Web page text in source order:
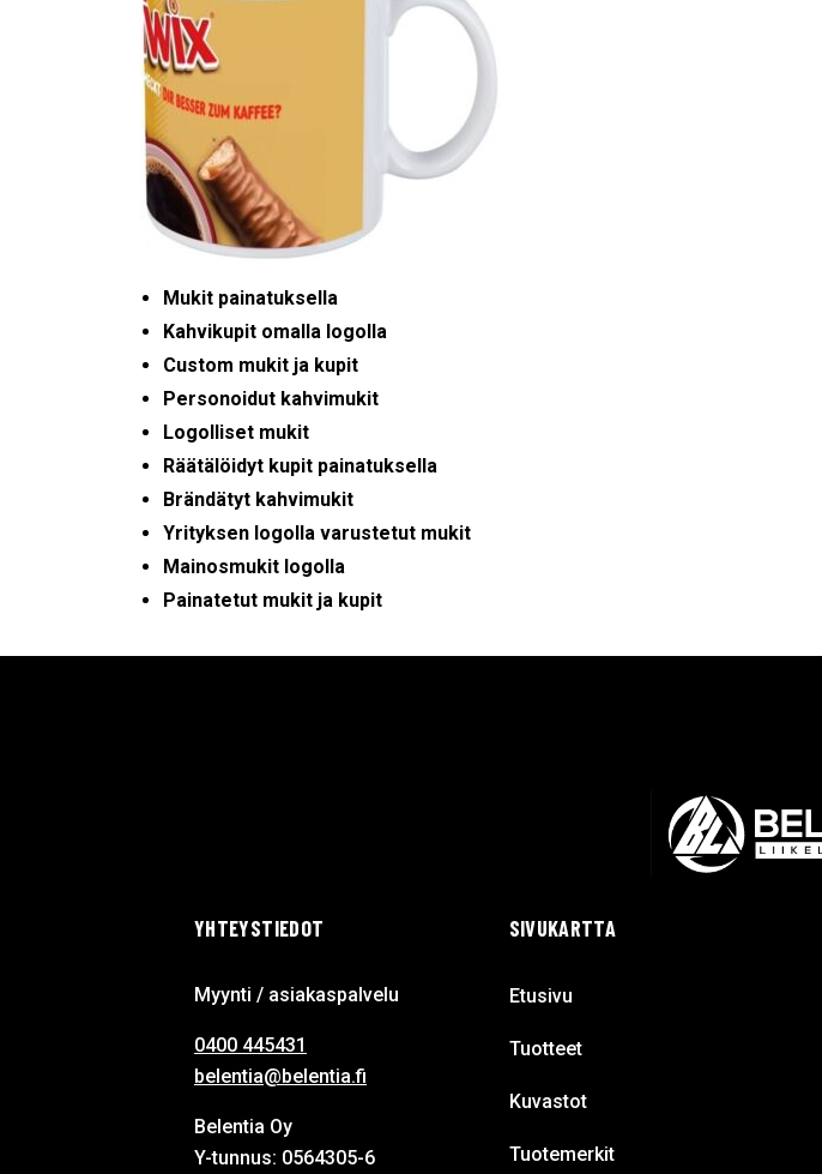
Mukit painatuksella
Kahvikupit omalla logolla
Custom mukit ja kupit
Personoidut kahvimukit
Logolliset mukit
Räätälöidyt kupit painatuksella
Brändätyt kahvimukit
Yrityksen logolla varustetut mukit
Mainosmukit logolla
Painatetut mukit ja kupit
YHTEYSTIEDOT
Myynti / asiakaspalvelu
0400 445431
belentia@belentia.fi
Belentia Oy
Y-tunnus: 0564305-6
SIVUKARTTA
Etusivu
Tuotteet
Kuvastot
Tuotemerkit